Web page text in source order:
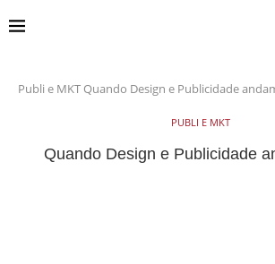
Publi e MKT Quando Design e Publicidade
PUBLI E MKT
Quando Design e Publicidade